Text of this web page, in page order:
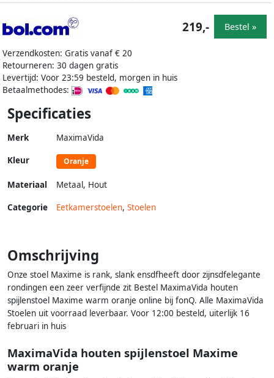
Verzendkosten: Gratis vanaf € 20
Retourneren: 30 dagen gratis
Levertijd: Voor 23:59 besteld, morgen in huis
Betaalmethodes:
219,- Bestel »
Specificaties
Merk MaximaVida
Kleur Oranje
Materiaal Metaal, Hout
Categorie Eetkamerstoelen, Stoelen
Omschrijving
Onze stoel Maxime is rank, slank ensdfheeft door zijnsdfelegante
rondingen een zeer verfijnde zit Bestel MaximaVida houten
spijlenstoel Maxime warm oranje online bij fonQ. Alle MaximaVida
Stoelen uit voorraad leverbaar. Voor 12:00 besteld, uiterlijk 16
februari in huis
MaximaVida houten spijlenstoel Maxime
warm oranje